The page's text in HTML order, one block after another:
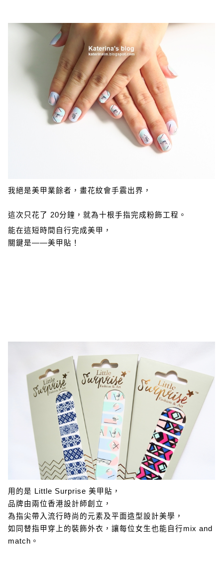
我絕是美甲業餘者，畫花紋會手震出界，
這次只花了 20分鐘，就為十根手指完成粉飾工程。
能在這短時間自行完成美甲，
關鍵是——美甲貼！
用的是 Little Surprise 美甲貼，
品牌由兩位香港設計師創立，
為指尖帶入流行時尚的元素及平面造型設計美學，
如同替指甲穿上的裝飾外衣，讓每位女生也能自行mix and
match。